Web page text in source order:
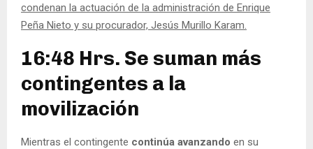
condenan la actuación de la administración de Enrique
Peña Nieto y su procurador, Jesús Murillo Karam.
16:48 Hrs. Se suman más
contingentes a la
movilización
Mientras el contingente continúa avanzando en su